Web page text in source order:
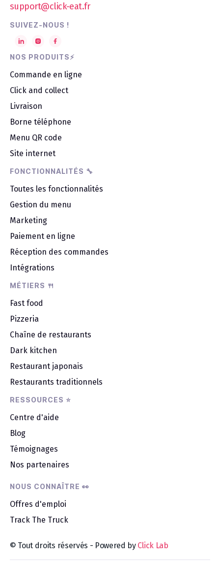
support@click-eat.fr
SUIVEZ-NOUS !
NOS PRODUITS⚡
Commande en ligne
Click and collect
Livraison
Borne téléphone
Menu QR code
Site internet
FONCTIONNALITÉS 🔧
Toutes les fonctionnalités
Gestion du menu
Marketing
Paiement en ligne
Réception des commandes
Intégrations
MÉTIERS 🍴
Fast food
Pizzeria
Chaîne de restaurants
Dark kitchen
Restaurant japonais
Restaurants traditionnels
RESSOURCES ⭐
Centre d'aide
Blog
Témoignages
Nos partenaires
NOUS CONNAÎTRE 👀
Offres d'emploi
Track The Truck
© Tout droits réservés - Powered by Click Lab